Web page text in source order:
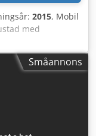
2015, Mobil
med
Tekniska
7 bar;
2000 timmar
Småannons